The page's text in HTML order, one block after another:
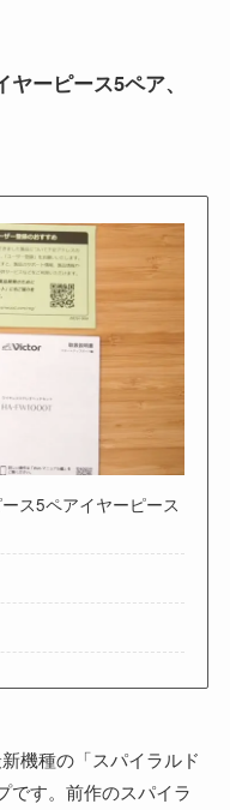
ーピース5ペア、
ス5ペアイヤーピース
機種の「スパイラルド
です。前作のスパイラ